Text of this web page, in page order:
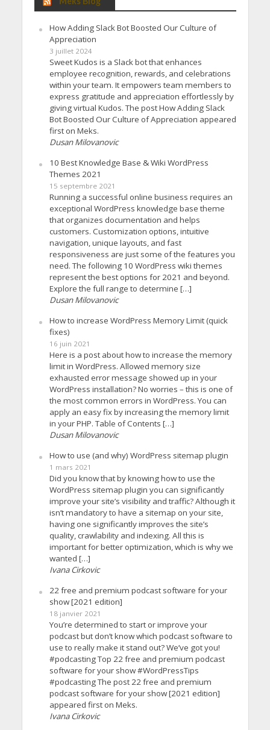
How Adding Slack Bot Boosted Our Culture of
Appreciation
3 juillet 2024
Sweet Kudos is a Slack bot that enhances
employee recognition, rewards, and celebrations
within your team. It empowers team members to
express gratitude and appreciation effortlessly by
giving virtual Kudos. The post How Adding Slack
Bot Boosted Our Culture of Appreciation appeared
first on Meks.
Dusan Milovanovic
10 Best Knowledge Base & Wiki WordPress
Themes 2021
15 septembre 2021
Running a successful online business requires an
exceptional WordPress knowledge base theme
that organizes documentation and helps
customers. Customization options, intuitive
navigation, unique layouts, and fast
responsiveness are just some of the features you
need. The following 10 WordPress wiki themes
represent the best options for 2021 and beyond.
Explore the full range to determine […]
Dusan Milovanovic
How to increase WordPress Memory Limit (quick
fixes)
16 juin 2021
Here is a post about how to increase the memory
limit in WordPress. Allowed memory size
exhausted error message showed up in your
WordPress installation? No worries – this is one of
the most common errors in WordPress. You can
apply an easy fix by increasing the memory limit
in your PHP. Table of Contents […]
Dusan Milovanovic
How to use (and why) WordPress sitemap plugin
1 mars 2021
Did you know that by knowing how to use the
WordPress sitemap plugin you can significantly
improve your site’s visibility and traffic? Although it
isn’t mandatory to have a sitemap on your site,
having one significantly improves the site’s
quality, crawlability and indexing. All this is
important for better optimization, which is why we
wanted […]
Ivana Cirkovic
22 free and premium podcast software for your
show [2021 edition]
18 janvier 2021
You’re determined to start or improve your
podcast but don’t know which podcast software to
use to really make it stand out? We’ve got you!
#podcasting Top 22 free and premium podcast
software for your show #WordPressTips
#podcasting The post 22 free and premium
podcast software for your show [2021 edition]
appeared first on Meks.
Ivana Cirkovic